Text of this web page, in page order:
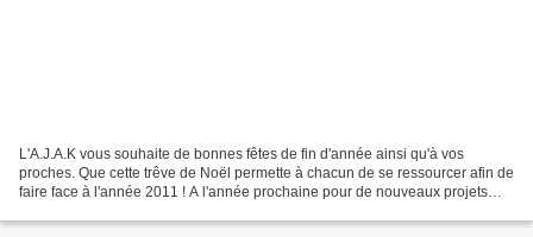
L'A.J.A.K vous souhaite de bonnes fêtes de fin d'année ainsi qu'à vos
proches. Que cette trêve de Noël permette à chacun de se ressourcer afin de
faire face à l'année 2011 ! A l'année prochaine pour de nouveaux projets